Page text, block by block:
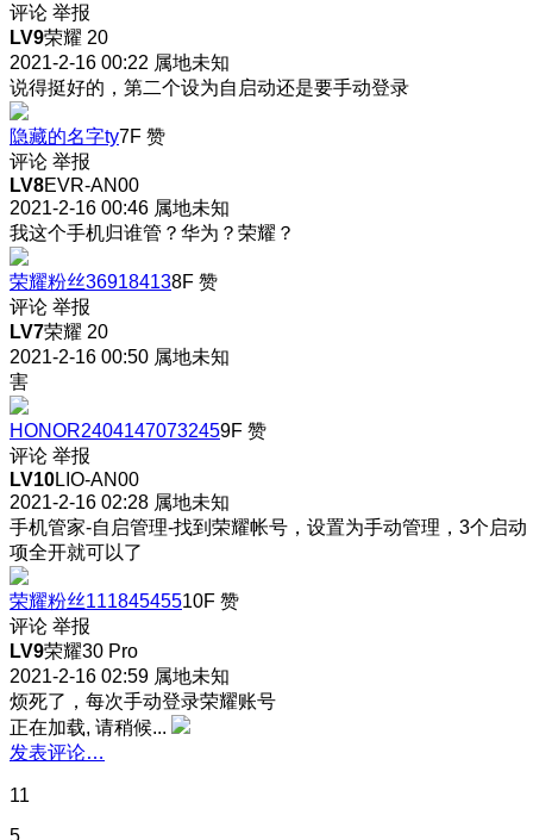
评论 举报
LV9荣耀 20
2021-2-16 00:22 属地未知
说得挺好的，第二个设为自启动还是要手动登录
隐藏的名字ty7F 赞
评论 举报
LV8EVR-AN00
2021-2-16 00:46 属地未知
我这个手机归谁管？华为？荣耀？
荣耀粉丝369184138F 赞
评论 举报
LV7荣耀 20
2021-2-16 00:50 属地未知
害
HONOR24041470732459F 赞
评论 举报
LV10LIO-AN00
2021-2-16 02:28 属地未知
手机管家-自启管理-找到荣耀帐号，设置为手动管理，3个启动
项全开就可以了
荣耀粉丝11184545510F 赞
评论 举报
LV9荣耀30 Pro
2021-2-16 02:59 属地未知
烦死了，每次手动登录荣耀账号
正在加载, 请稍候...
发表评论…
11
5